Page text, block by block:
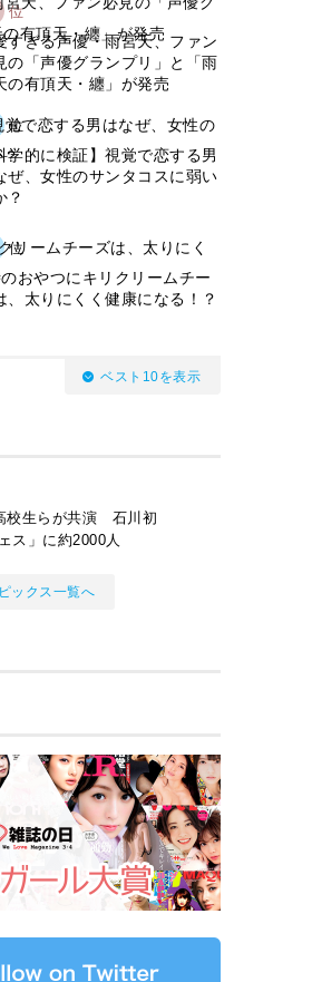
位
すぎる声優・雨宮天、ファン
の「声優グランプリ」と「雨
の有頂天・纏」が発売
位
学的に検証】視覚で恋する男
ぜ、女性のサンタコスに弱い
？
位
おやつにキリクリームチー
、太りにくく健康になる！？
ベスト10を表示
校生らが共演 石川初
ス」に約2000人
ックス一覧へ